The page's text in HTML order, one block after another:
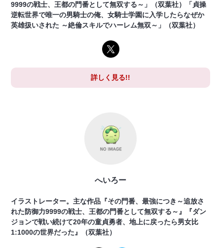
9999の戦士、王都の門番として無双する～」（双葉社）「貞操
逆転世界で唯一の男騎士の俺、女騎士学園に入学したらなぜか
英雄扱いされた ～絶倫スキルでハーレム無双～」（双葉社）
詳しく見る!!
へいろー
イラストレーター。主な作品『その門番、最強につき～追放さ
れた防御力9999の戦士、王都の門番として無双する～』『ダン
ジョンで戦い続けて20年の童貞勇者、地上に戻ったら男女比
1:1000の世界だった』（双葉社）